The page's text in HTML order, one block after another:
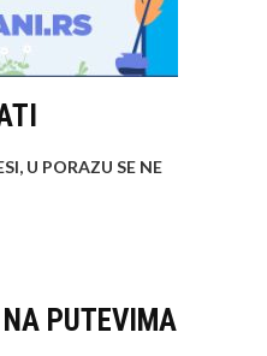
U PORAZU SE NE
PUTEVIMA